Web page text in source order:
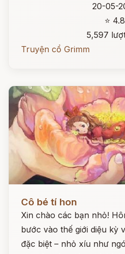
20-05-
⭐ 4.8
5,597
Truyện cổ Grimm
Cô bé tí hon
Xin chào các bạn nhỏ!
bước vào thế giới diệu kỳ
đặc biệt – nhỏ xíu như